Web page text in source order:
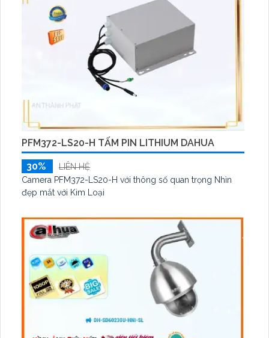
PFM372-LS20-H TẤM PIN LITHIUM DAHUA
30%
LIÊN HỆ
Camera PFM372-LS20-H với thông số quan trọng Nhìn
đẹp mắt với Kim Loại